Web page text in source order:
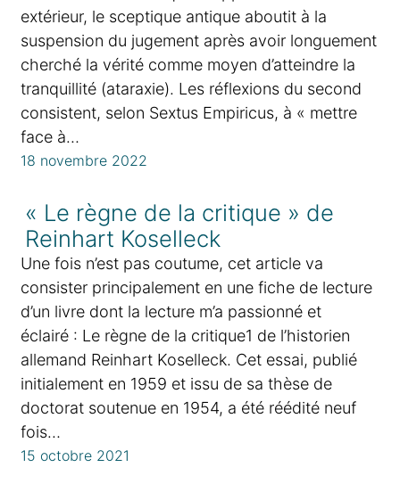
extérieur, le sceptique antique aboutit à la
suspension du jugement après avoir longuement
cherché la vérité comme moyen d’atteindre la
tranquillité (ataraxie). Les réflexions du second
consistent, selon Sextus Empiricus, à « mettre
face à…
18 novembre 2022
« Le règne de la critique » de
Reinhart Koselleck
Une fois n’est pas coutume, cet article va
consister principalement en une fiche de lecture
d’un livre dont la lecture m’a passionné et
éclairé : Le règne de la critique1 de l’historien
allemand Reinhart Koselleck. Cet essai, publié
initialement en 1959 et issu de sa thèse de
doctorat soutenue en 1954, a été réédité neuf
fois…
15 octobre 2021